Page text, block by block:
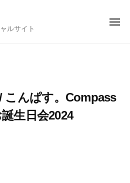
ルサイト
メ
こんぱす。Compass
生日会2024